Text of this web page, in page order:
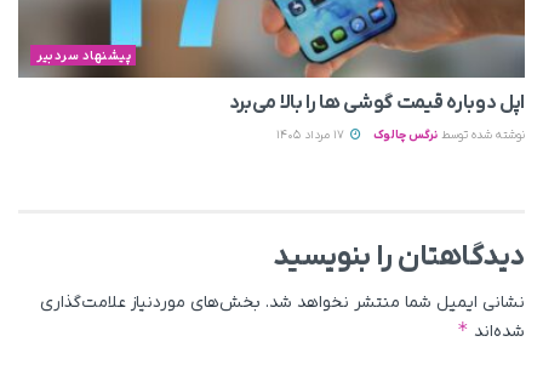
پیشنهاد سردبیر
اپل دوباره قیمت‌ گوشی ها را بالا می‌برد
نوشته شده توسط نرگس چالوک
دیدگاهتان را بنویسید
نشانی ایمیل شما منتشر نخواهد شد. بخش‌های موردنیاز علامت‌گذاری
شده‌اند *